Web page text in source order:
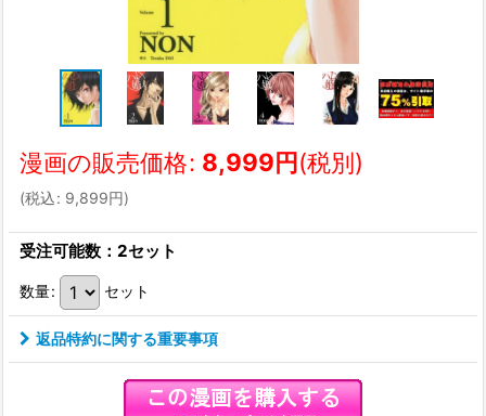
漫画の販売価格: 8,999円(税別)
(税込: 9,899円)
受注可能数：2セット
数量: セット
返品特約に関する重要事項